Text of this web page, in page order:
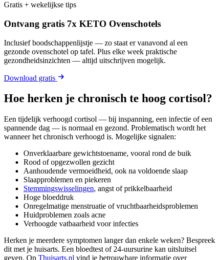
Gratis + wekelijkse tips
Ontvang gratis 7x KETO Ovenschotels
Inclusief boodschappenlijstje — zo staat er vanavond al een
gezonde ovenschotel op tafel. Plus elke week praktische
gezondheidsinzichten — altijd uitschrijven mogelijk.
Download gratis
Hoe herken je chronisch te hoog cortisol?
Een tijdelijk verhoogd cortisol — bij inspanning, een infectie of een
spannende dag — is normaal en gezond. Problematisch wordt het
wanneer het chronisch verhoogd is. Mogelijke signalen:
Onverklaarbare gewichtstoename, vooral rond de buik
Rood of opgezwollen gezicht
Aanhoudende vermoeidheid, ook na voldoende slaap
Slaapproblemen en piekeren
Stemmingswisselingen, angst of prikkelbaarheid
Hoge bloeddruk
Onregelmatige menstruatie of vruchtbaarheidsproblemen
Huidproblemen zoals acne
Verhoogde vatbaarheid voor infecties
Herken je meerdere symptomen langer dan enkele weken? Bespreek
dit met je huisarts. Een bloedtest of 24-uursurine kan uitsluitsel
geven. Op Thuisarts.nl vind je betrouwbare informatie over